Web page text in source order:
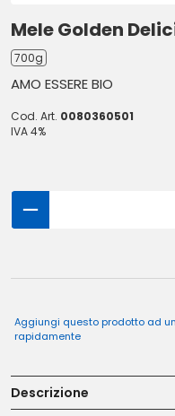
Mele Golden
700g
AMO ESSERE BIO
Cod. Art. 0080360501
IVA 4%
Aggiungi questo prodotto ad
rapidamente
Descrizione